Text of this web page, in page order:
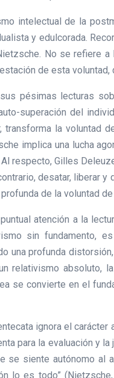
intelectual de la
y edulcorada.
No se refiere a
de esta
pésimas lecturas
superación del
la voluntad
implica una lucha
respecto, Gilles
desatar, liberar
de la voluntad
atención a la
sin fundamento,
una profunda
relativismo absoluto,
se convierte en el
ignora el
para la evaluación y
se siente autónomo al
lo es todo”